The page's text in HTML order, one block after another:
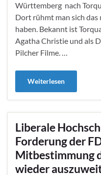
Württemberg nach
Dort rühmt man sich das
haben. Bekannt ist
Agatha Christie und als
Pilcher Filme. …
Weiterlesen
Liberale
Forderung der
Mitbestimmung
wieder